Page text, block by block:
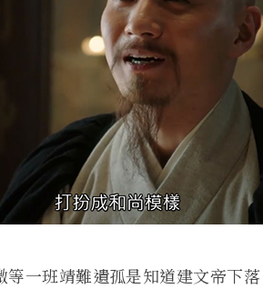
一班靖難遺孤是知道建文帝下